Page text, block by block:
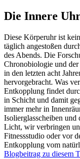
Die Innere
Diese Körperuhr ist
täglich angestoßen
des Abends. Die
Chronobiologie und
in den letzten acht
hervorgebracht. Was
Entkopplung findet
in Schicht und damit
immer mehr in
Isolierglasscheiben
Licht, wir verbringen
Fitnessstudio oder vor
Entkopplung vom
Blogbeitrag zu diesem